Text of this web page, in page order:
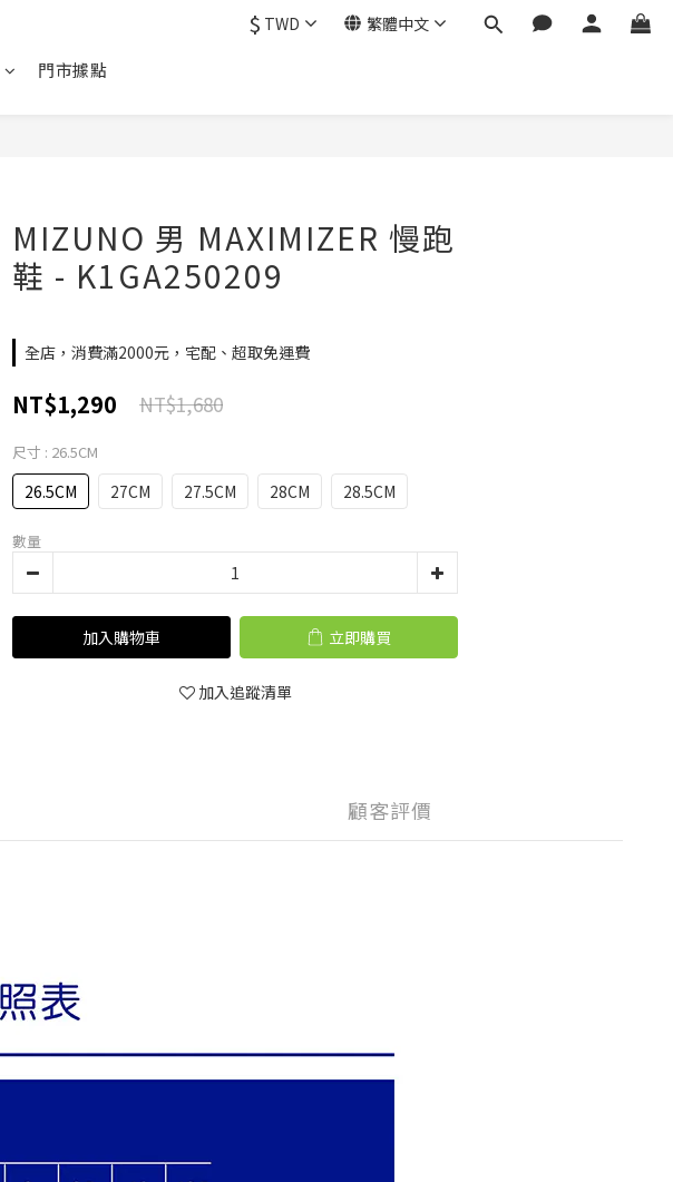
$ TWD 繁體中文
門市據點
MIZUNO 男 MAXIMIZER 慢跑
鞋 - K1GA250209
全店，消費滿2000元，宅配、超取免運費
NT$1,290 NT$1,680
尺寸 : 26.5CM
26.5CM 27CM 27.5CM 28CM 28.5CM
數量
加入購物車 立即購買
加入追蹤清單
顧客評價